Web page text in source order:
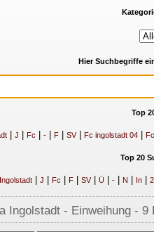
Hier Suchbegriffe
Top
| J Fc -| F| SV| Fc ingolstadt 04|
Top 20
Ingolstadt| J Fc F| SV| Ü| -| N In| 2
Ingolstadt - Einweihung -